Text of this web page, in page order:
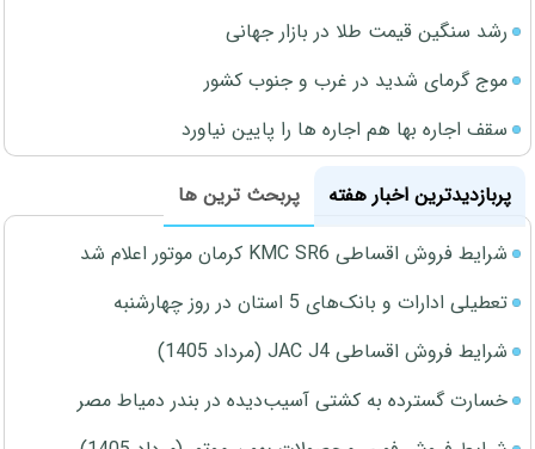
رشد سنگین قیمت طلا در بازار جهانی
موج گرمای شدید در غرب و جنوب کشور
سقف اجاره بها هم اجاره ها را پایین نیاورد
پربازدیدترین اخبار هفته
پربحث ترین ها
شرایط فروش اقساطی KMC SR6 کرمان موتور اعلام شد
تعطیلی ادارات و بانک‌های 5 استان در روز چهارشنبه
شرایط فروش اقساطی JAC J4 (مرداد 1405)
خسارت گسترده به کشتی آسیب‌دیده در بندر دمیاط مصر